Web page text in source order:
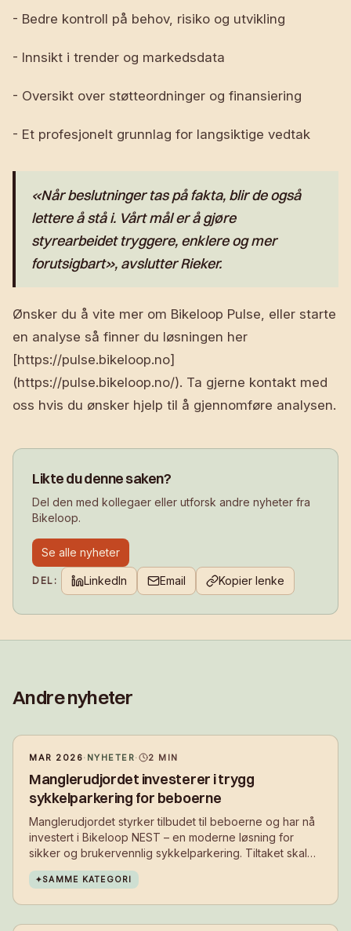
- Bedre kontroll på behov, risiko og utvikling
- Innsikt i trender og markedsdata
- Oversikt over støtteordninger og finansiering
- Et profesjonelt grunnlag for langsiktige vedtak
«Når beslutninger tas på fakta, blir de også
lettere å stå i. Vårt mål er å gjøre
styrearbeidet tryggere, enklere og mer
forutsigbart», avslutter Rieker.
Ønsker du å vite mer om Bikeloop Pulse, eller starte
en analyse så finner du løsningen her
[https://pulse.bikeloop.no]
(https://pulse.bikeloop.no/). Ta gjerne kontakt med
oss hvis du ønsker hjelp til å gjennomføre analysen.
Likte du denne saken?
Del den med kollegaer eller utforsk andre nyheter fra
Bikeloop.
Se alle nyheter
DEL: LinkedIn Email Kopier lenke
Andre nyheter
MAR 2026· NYHETER· 2 MIN
Manglerudjordet investerer i trygg
sykkelparkering for beboerne
Manglerudjordet styrker tilbudet til beboerne og har nå
investert i Bikeloop NEST – en moderne løsning for
sikker og brukervennlig sykkelparkering. Tiltaket skal
gjøre det enklere å velge sykkel i hverdagen, samtidig
som det bidrar til et ryddigere og mer attraktivt bomiljø.
✦SAMME KATEGORI